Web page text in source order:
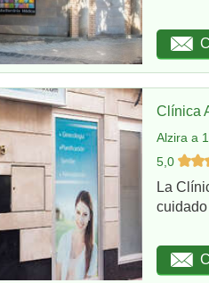
Clínica
Alzira a
5,0
La